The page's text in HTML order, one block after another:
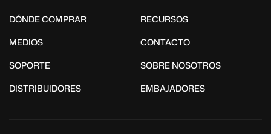
DÓNDE COMPRAR
RECURSOS
MEDIOS
CONTACTO
SOPORTE
SOBRE NOSOTROS
DISTRIBUIDORES
EMBAJADORES